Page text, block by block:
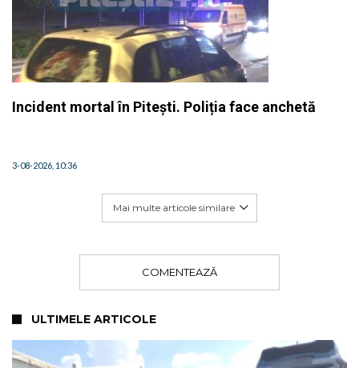
Incident mortal în Pitești. Poliția face anchetă
3-08-2026, 10:36
Mai multe articole similare
COMENTEAZĂ
ULTIMELE ARTICOLE